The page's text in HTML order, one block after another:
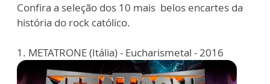
Confira a seleção dos 10 mais belos encartes da
história do rock católico.
1. METATRONE (Itália) - Eucharismetal - 2016